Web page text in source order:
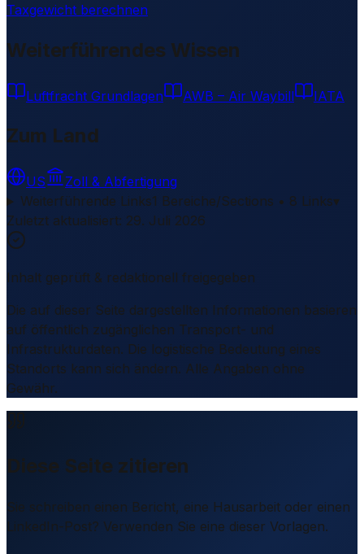
Taxgewicht berechnen
Weiterführendes Wissen
Luftfracht Grundlagen AWB – Air Waybill IATA
Zum Land
US
Zoll & Abfertigung
Weiterführende Links1 Bereiche/Sections • 8 Links▾
Zuletzt aktualisiert: 29. Juli 2026
Inhalt geprüft & redaktionell freigegeben
Die auf dieser Seite dargestellten Informationen basieren
auf öffentlich zugänglichen Transport- und
Infrastrukturdaten. Die logistische Bedeutung eines
Standorts kann sich ändern. Alle Angaben ohne
Gewähr.
Diese Seite zitieren
Sie schreiben einen Bericht, eine Hausarbeit oder einen
LinkedIn-Post? Verwenden Sie eine dieser Vorlagen.